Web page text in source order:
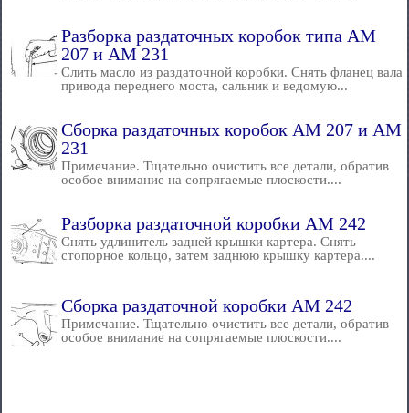
Разборка раздаточных коробок типа AM
207 и AM 231
Слить масло из раздаточной коробки. Снять фланец вала
привода переднего моста, сальник и ведомую...
Сборка раздаточных коробок AM 207 и AM
231
Примечание. Тщательно очистить все детали, обратив
особое внимание на сопрягаемые плоскости....
Разборка раздаточной коробки AM 242
Снять удлинитель задней крышки картера. Снять
стопорное кольцо, затем заднюю крышку картера....
Сборка раздаточной коробки AM 242
Примечание. Тщательно очистить все детали, обратив
особое внимание на сопрягаемые плоскости....